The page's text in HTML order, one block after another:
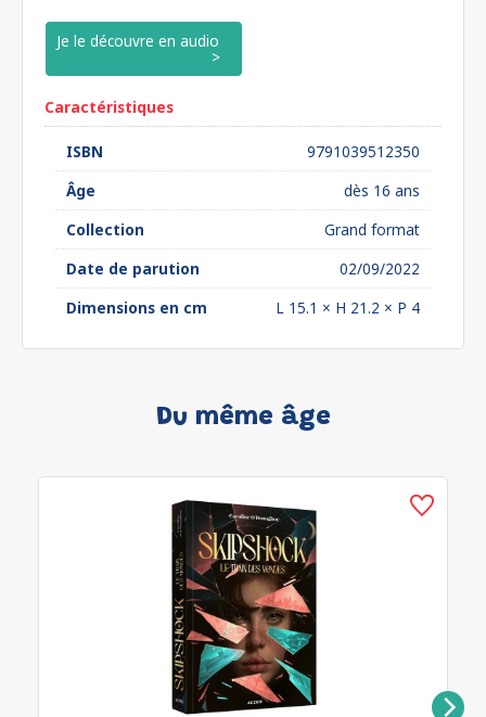
Je le découvre en audio
Caractéristiques
ISBN
9791039512350
Âge
dès 16 ans
Collection
Grand format
Date de parution
02/09/2022
Dimensions en cm
L 15.1 × H 21.2 × P 4
Du même âge